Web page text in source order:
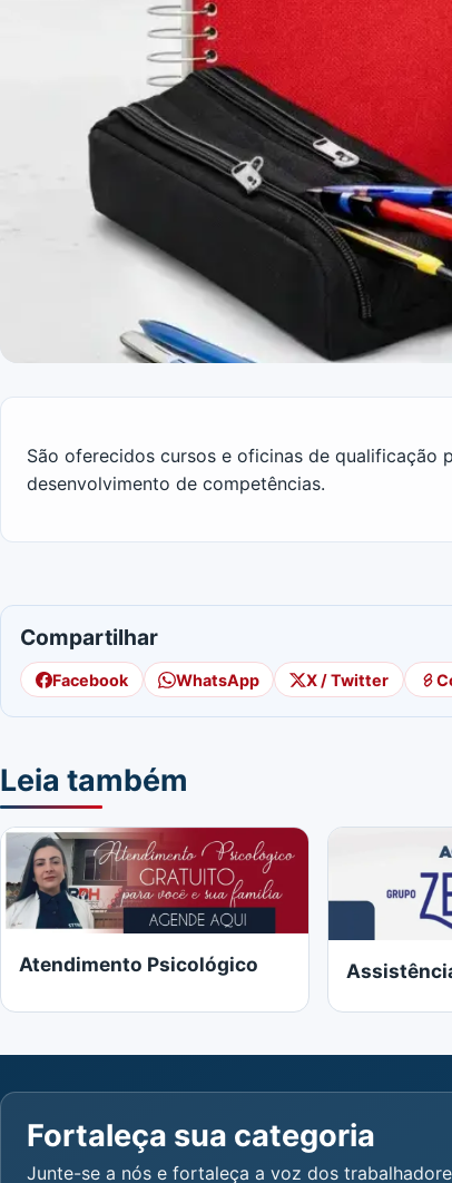
São oferecidos cursos e oficinas de
desenvolvimento de competências.
Compartilhar
Facebook WhatsApp X / Twitter
Leia também
Atendimento Psicológico
Fortaleça sua categoria
Junte-se a nós e fortaleça a voz dos